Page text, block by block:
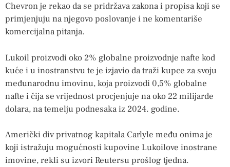
Chevron je rekao da se pridržava zakona i propisa koji se
primjenjuju na njegovo poslovanje i ne komentariše
komercijalna pitanja.
Lukoil proizvodi oko 2% globalne proizvodnje nafte kod
kuće i u inostranstvu te je izjavio da traži kupce za svoju
međunarodnu imovinu, koja proizvodi 0,5% globalne
nafte i čija se vrijednost procjenjuje na oko 22 milijarde
dolara, na temelju podnesaka iz 2024. godine.
Američki div privatnog kapitala Carlyle među onima je
koji istražuju mogućnosti kupovine Lukoilove inostrane
imovine, rekli su izvori Reutersu prošlog tjedna.